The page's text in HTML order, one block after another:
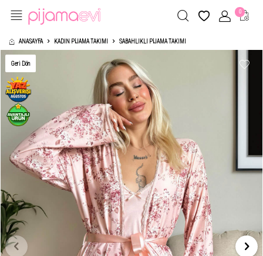
0
ANASAYFA KADIN PIJAMA TAKIMI SABAHLIKLI PIJAMA TAKIMI
Geri Dön